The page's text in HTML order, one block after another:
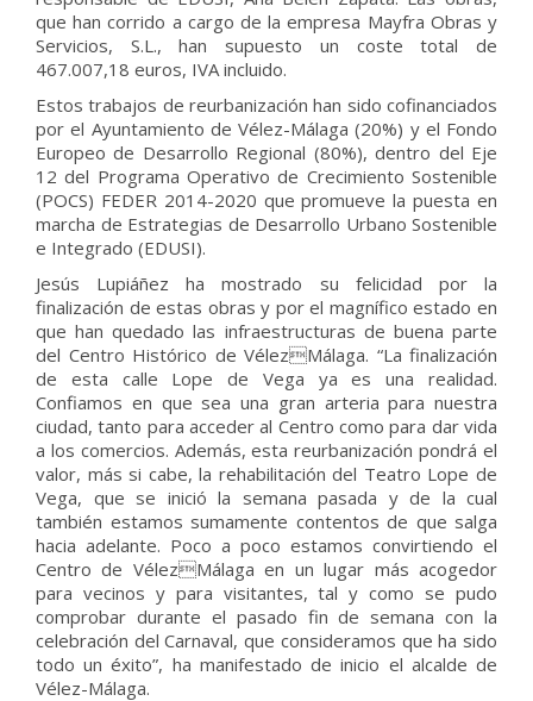
que han corrido a cargo de la empresa Mayfra Obras y
Servicios, S.L., han supuesto un coste total de
467.007,18 euros, IVA incluido.
Estos trabajos de reurbanización han sido cofinanciados
por el Ayuntamiento de Vélez-Málaga (20%) y el Fondo
Europeo de Desarrollo Regional (80%), dentro del Eje
12 del Programa Operativo de Crecimiento Sostenible
(POCS) FEDER 2014-2020 que promueve la puesta en
marcha de Estrategias de Desarrollo Urbano Sostenible
e Integrado (EDUSI).
Jesús Lupiáñez ha mostrado su felicidad por la
finalización de estas obras y por el magnífico estado en
que han quedado las infraestructuras de buena parte
del Centro Histórico de VélezMálaga. “La finalización
de esta calle Lope de Vega ya es una realidad.
Confiamos en que sea una gran arteria para nuestra
ciudad, tanto para acceder al Centro como para dar vida
a los comercios. Además, esta reurbanización pondrá el
valor, más si cabe, la rehabilitación del Teatro Lope de
Vega, que se inició la semana pasada y de la cual
también estamos sumamente contentos de que salga
hacia adelante. Poco a poco estamos convirtiendo el
Centro de VélezMálaga en un lugar más acogedor
para vecinos y para visitantes, tal y como se pudo
comprobar durante el pasado fin de semana con la
celebración del Carnaval, que consideramos que ha sido
todo un éxito”, ha manifestado de inicio el alcalde de
Vélez-Málaga.